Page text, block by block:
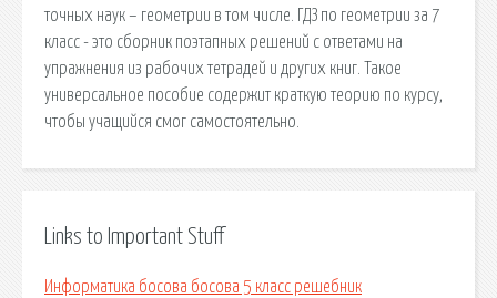
точных наук – геометрии в том числе. ГДЗ по геометрии за 7
класс - это сборник поэтапных решений с ответами на
упражнения из рабочих тетрадей и других книг. Такое
универсальное пособие содержит краткую теорию по курсу,
чтобы учащийся смог самостоятельно.
Links to Important Stuff
Информатика босова босова 5 класс решебник